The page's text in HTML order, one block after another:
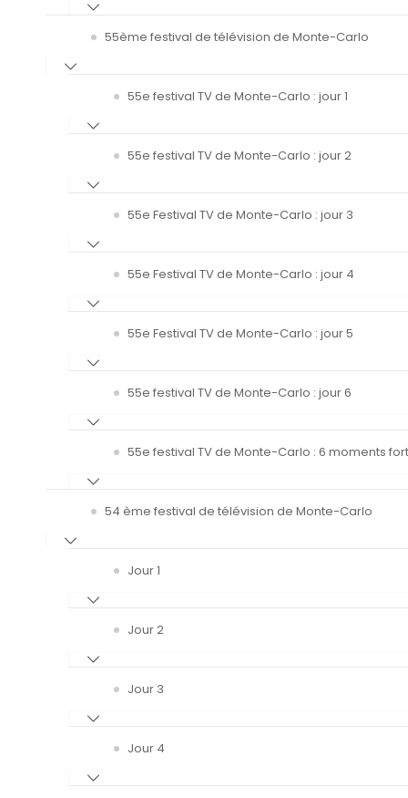
55ème festival de télévision de Monte-Carlo
55e festival TV de Monte-Carlo : jour 1
55e festival TV de Monte-Carlo : jour 2
55e Festival TV de Monte-Carlo : jour 3
55e Festival TV de Monte-Carlo : jour 4
55e Festival TV de Monte-Carlo : jour 5
55e festival TV de Monte-Carlo : jour 6
55e festival TV de Monte-Carlo : 6 moments
54 ème festival de télévision de Monte-Carlo
Jour 1
Jour 2
Jour 3
Jour 4